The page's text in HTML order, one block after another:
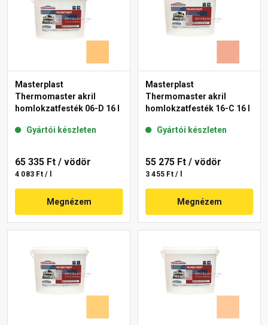
Masterplast
Thermomaster akril
homlokzatfesték 06-D 16 l
Gyártói készleten
65 335 Ft / vödör
4 083 Ft / l
Megnézem
Masterplast
Thermomaster akril
homlokzatfesték 16-C 16 l
Gyártói készleten
55 275 Ft / vödör
3 455 Ft / l
Megnézem